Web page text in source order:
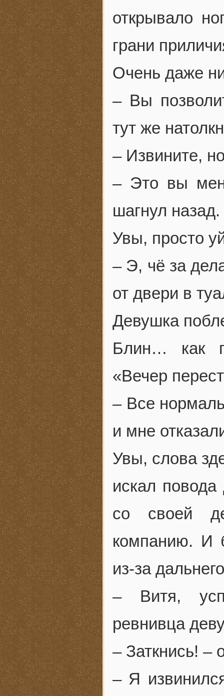
открывало
грани
Очень даже
– Вы
тут же
– Извините,
– Это вы
шагнул назад.
Увы, просто
– Э, чё за
от двери в
Девушка
Блин… как
«Вечер
– Все
и мне
Увы, слова
искал
со своей
компанию. И
из-за
– Витя,
ревнивца
– Заткнись! –
– Я